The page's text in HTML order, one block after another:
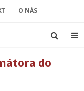
O NÁS
do